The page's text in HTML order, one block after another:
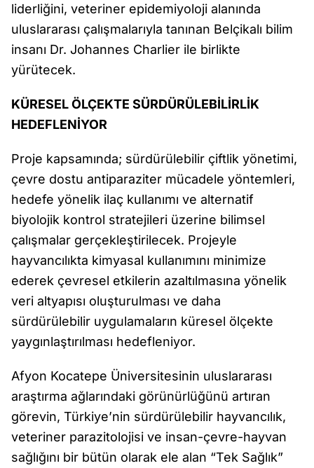
liderliğini, veteriner epidemiyoloji alanında
uluslararası çalışmalarıyla tanınan Belçikalı bilim
insanı Dr. Johannes Charlier ile birlikte
yürütecek.
KÜRESEL ÖLÇEKTE SÜRDÜRÜLEBİLİRLİK
HEDEFLENİYOR
Proje kapsamında; sürdürülebilir çiftlik yönetimi,
çevre dostu antiparaziter mücadele yöntemleri,
hedefe yönelik ilaç kullanımı ve alternatif
biyolojik kontrol stratejileri üzerine bilimsel
çalışmalar gerçekleştirilecek. Projeyle
hayvancılıkta kimyasal kullanımını minimize
ederek çevresel etkilerin azaltılmasına yönelik
veri altyapısı oluşturulması ve daha
sürdürülebilir uygulamaların küresel ölçekte
yaygınlaştırılması hedefleniyor.
Afyon Kocatepe Üniversitesinin uluslararası
araştırma ağlarındaki görünürlüğünü artıran
görevin, Türkiye’nin sürdürülebilir hayvancılık,
veteriner parazitolojisi ve insan-çevre-hayvan
sağlığını bir bütün olarak ele alan “Tek Sağlık”